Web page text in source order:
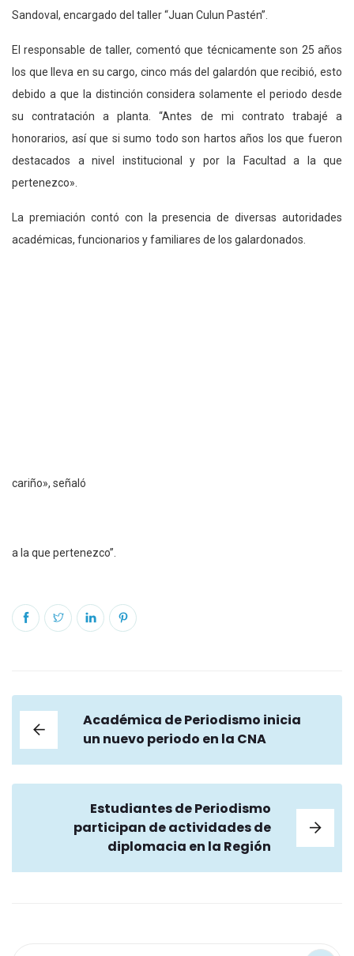
Sandoval, encargado del taller “Juan Culun Pastén”.
El responsable de taller, comentó que técnicamente son 25 años
los que lleva en su cargo, cinco más del galardón que recibió, esto
debido a que la distinción considera solamente el periodo desde
su contratación a planta. “Antes de mi contrato trabajé a
honorarios, así que si sumo todo son hartos años los que fueron
destacados a nivel institucional y por la Facultad a la que
pertenezco».
La premiación contó con la presencia de diversas autoridades
académicas, funcionarios y familiares de los galardonados.
cariño», señaló
a la que pertenezco”.
Académica de Periodismo inicia
un nuevo periodo en la CNA
Estudiantes de Periodismo
participan de actividades de
diplomacia en la Región